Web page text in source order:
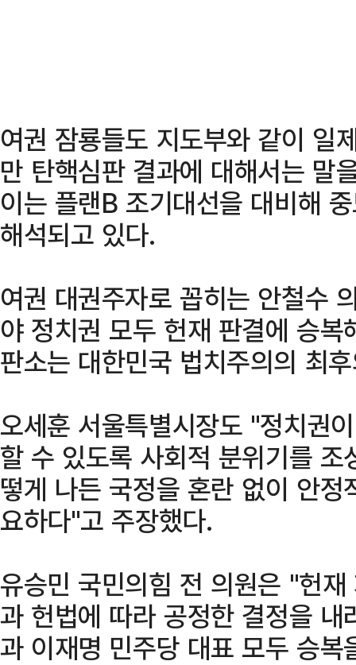
여권 잠룡들도 지도부와 같이 일
만 탄핵심판 결과에 대해서는 말
이는 플랜B 조기대선을 대비해
해석되고 있다.
여권 대권주자로 꼽히는 안철수
야 정치권 모두 헌재 판결에 승
판소는 대한민국 법치주의의 최
오세훈 서울특별시장도 "정치권
할 수 있도록 사회적 분위기를
떻게 나든 국정을 혼란 없이 안
요하다"고 주장했다.
유승민 국민의힘 전 의원은 "헌
과 헌법에 따라 공정한 결정을
과 이재명 민주당 대표 모두 승